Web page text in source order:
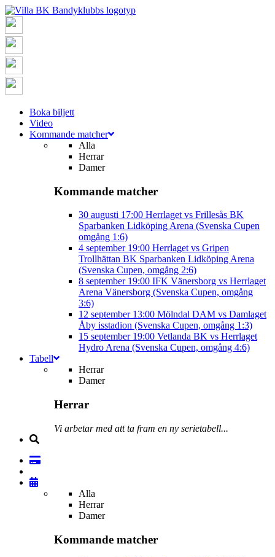
Boka biljett
Video
Kommande matcher
Alla
Herrar
Damer
Kommande matcher
30 augusti 17:00 Herrlaget vs Frillesås BK
Sparbanken Lidköping Arena (Svenska Cupen
omgång 1:6)
4 september 19:00 Herrlaget vs Gripen
Trollhättan BK Sparbanken Lidköping Arena
(Svenska Cupen, omgång 2:6)
8 september 19:00 IFK Vänersborg vs Herrlaget
Arena Vänersborg (Svenska Cupen, omgång
3:6)
12 september 13:00 Mölndal DAM vs Damlaget
Åby isstadion (Svenska Cupen, omgång 1:3)
15 september 19:00 Vetlanda BK vs Herrlaget
Hydro Arena (Svenska Cupen, omgång 4:6)
Tabell
Herrar
Damer
Herrar
Vi arbetar med att ta fram en ny serietabell...
Alla
Herrar
Damer
Kommande matcher